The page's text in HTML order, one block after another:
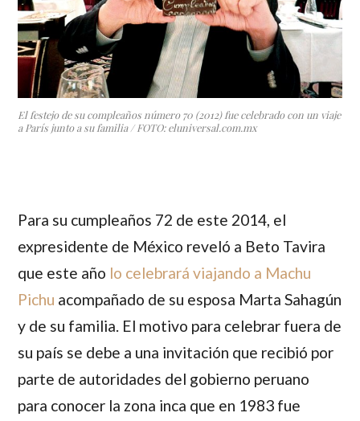
El festejo de su compleaños número 70 (2012) fue celebrado con un viaje
a París junto a su familia / FOTO: eluniversal.com.mx
Para su cumpleaños 72 de este 2014, el
expresidente de México reveló a Beto Tavira
que este año lo celebrará viajando a Machu
Pichu acompañado de su esposa Marta Sahagún
y de su familia. El motivo para celebrar fuera de
su país se debe a una invitación que recibió por
parte de autoridades del gobierno peruano
para conocer la zona inca que en 1983 fue